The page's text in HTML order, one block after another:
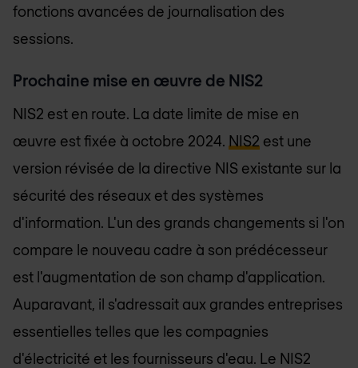
fonctions avancées de journalisation des
sessions.
Prochaine mise en œuvre de NIS2
NIS2 est en route. La date limite de mise en
œuvre est fixée à octobre 2024. NIS2 est une
version révisée de la directive NIS existante sur la
sécurité des réseaux et des systèmes
d'information. L'un des grands changements si l'on
compare le nouveau cadre à son prédécesseur
est l'augmentation de son champ d'application.
Auparavant, il s'adressait aux grandes entreprises
essentielles telles que les compagnies
d'électricité et les fournisseurs d'eau. Le NIS2